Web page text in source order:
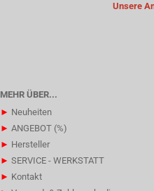
Unsere
MEHR ÜBER...
► Neuheiten
► ANGEBOT (%)
► Hersteller
► SERVICE - WERKSTATT
► Kontakt